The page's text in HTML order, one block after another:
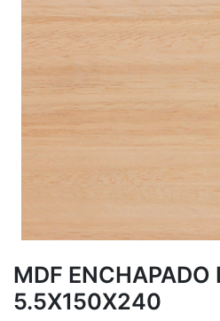
MDF ENCHAPADO
5.5X150X240